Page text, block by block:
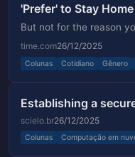
'Prefer' to Stay Home
But not for the reason
time.com26/12/2025
Colunas Cotidiano Gênero
Establishing a
scielo.br26/12/2025
Colunas Computação em